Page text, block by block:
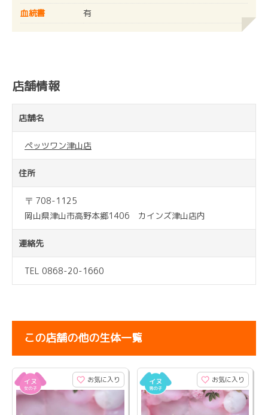
血統書
有
店舗情報
店舗名
ペッツワン津山店
住所
〒 708-1125
岡山県津山市高野本郷1406 カインズ津山店内
連絡先
TEL 0868-20-1660
この店舗の他の生体一覧
お気に入り お気に入り